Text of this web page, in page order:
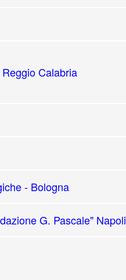
Calabria
- Bologna
G. Pascale" Napoli